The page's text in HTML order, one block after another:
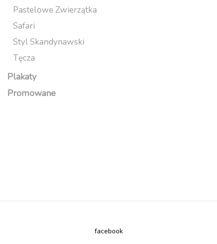
Pastelowe Zwierzątka
Safari
Styl Skandynawski
Tęcza
Plakaty
Promowane
facebook